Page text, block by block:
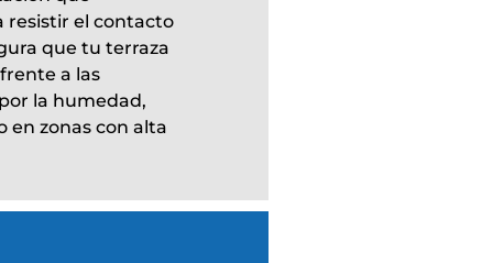
resistir el contacto
que tu terraza
a las
la humedad,
en zonas con alta